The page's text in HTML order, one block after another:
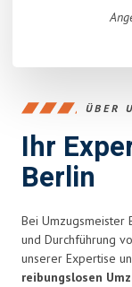
ÜBER
Ihr
Berlin
Bei Umzugsmeister
und Durchführung
unserer Expertise
reibungslosen